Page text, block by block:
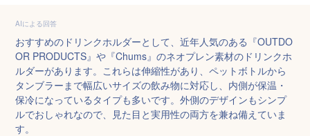
AIによる回答
おすすめのドリンクホルダーとして、近年人気のある『OUTDO
OR PRODUCTS』や『Chums』のネオプレン素材のドリンクホ
ルダーがあります。これらは伸縮性があり、ペットボトルから
タンブラーまで幅広いサイズの飲み物に対応し、内側が保温・
保冷になっているタイプも多いです。外側のデザインもシンプ
ルでおしゃれなので、見た目と実用性の両方を兼ね備えていま
す。